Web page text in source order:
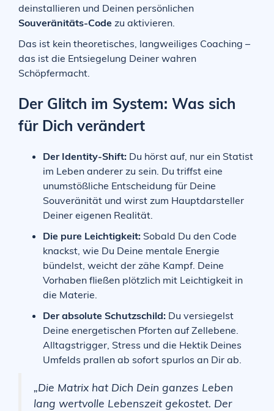
deinstallieren und Deinen persönlichen
Souveränitäts-Code zu aktivieren.
Das ist kein theoretisches, langweiliges Coaching –
das ist die Entsiegelung Deiner wahren
Schöpfermacht.
Der Glitch im System: Was sich
für Dich verändert
Der Identity-Shift: Du hörst auf, nur ein Statist
im Leben anderer zu sein. Du triffst eine
unumstößliche Entscheidung für Deine
Souveränität und wirst zum Hauptdarsteller
Deiner eigenen Realität.
Die pure Leichtigkeit: Sobald Du den Code
knackst, wie Du Deine mentale Energie
bündelst, weicht der zähe Kampf. Deine
Vorhaben fließen plötzlich mit Leichtigkeit in
die Materie.
Der absolute Schutzschild: Du versiegelst
Deine energetischen Pforten auf Zellebene.
Alltagstrigger, Stress und die Hektik Deines
Umfelds prallen ab sofort spurlos an Dir ab.
„Die Matrix hat Dich Dein ganzes Leben
lang wertvolle Lebenszeit gekostet. Der